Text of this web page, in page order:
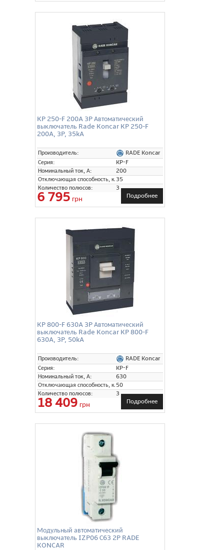
KP 250-F 200A 3P Автоматический
выключатель Rade Koncar KP 250-F
200A, 3P, 35kA
Производитель:
RADE Koncar
Серия:
KP-F
Номинальный ток, А:
200
Отключающая способность, кА:35
Количество полюсов:
3
6 795 грн Подробнее
KP 800-F 630A 3P Автоматический
выключатель Rade Koncar KP 800-F
630A, 3P, 50kA
Производитель:
RADE Koncar
Серия:
KP-F
Номинальный ток, А:
630
Отключающая способность, кА:50
Количество полюсов:
3
18 409 грн Подробнее
Модульный автоматический
выключатель IZP06 С63 2P RADE
KONCAR